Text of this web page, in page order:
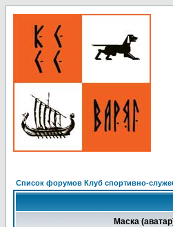
Список форумов Клуб спортивно-
Маска